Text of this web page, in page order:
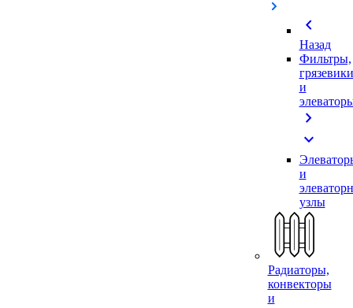
chevron_left
Назад
Фильтры,
грязевики
и
chevron_right
expand_more
и
узлы
Радиаторы,
конвекторы
и